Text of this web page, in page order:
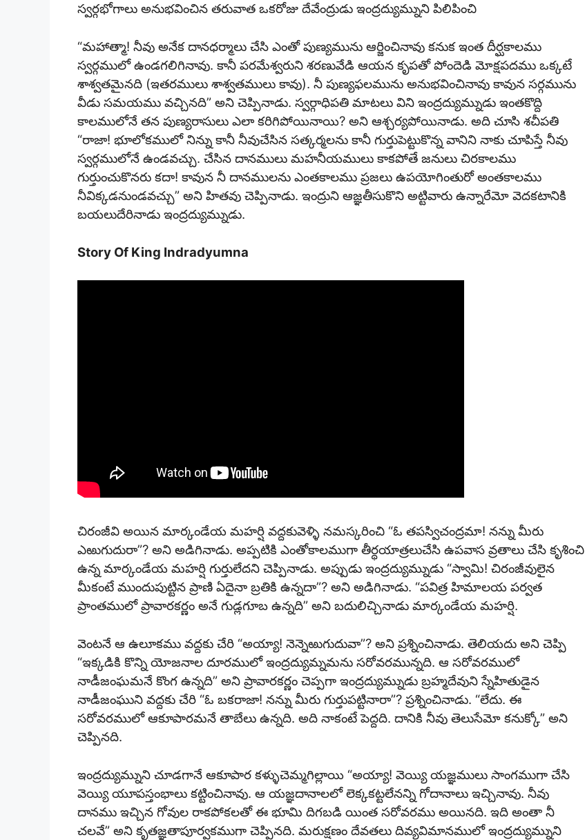
స్వర్గభోగాలు అనుభవించిన తరువాత ఒకరోజు దేవేంద్రుడు ఇంద్రద్యుమ్నుని పిలిపించి
“మహాత్మా! నీవు అనేక దానధర్మాలు చేసి ఎంతో పుణ్యమును ఆర్జించినావు కనుక ఇంత దీర్ఘకాలము
స్వర్గములో ఉండగలిగినావు. కానీ పరమేశ్వరుని శరణువేడి ఆయన కృపతో పోందెడి మోక్షపదము ఒక్కటే
శాశ్వతమైనది (ఇతరములు శాశ్వతములు కావు). నీ పుణ్యఫలమును అనుభవించినావు కావున సర్గమును
వీడు సమయము వచ్చినది” అని చెప్పినాడు. స్వర్గాధిపతి మాటలు విని ఇంద్రద్యుమ్నుడు ఇంతకొద్ది
కాలములోనే తన పుణ్యరాసులు ఎలా కరిగిపోయినాయి? అని ఆశ్చర్యపోయినాడు. అది చూసి శచీపతి
“రాజా! భూలోకములో నిన్ను కానీ నీవుచేసిన సత్కర్మలను కానీ గుర్తుపెట్టుకొన్న వానిని నాకు చూపిస్తే నీవు
స్వర్గములోనే ఉండవచ్చు. చేసిన దానములు మహనీయములు కాకపోతే జనులు చిరకాలము
గుర్తుంచుకొనరు కదా! కావున నీ దానములను ఎంతకాలము ప్రజలు ఉపయోగింతురో అంతకాలము
నీవిక్కడనుండవచ్చు” అని హితవు చెప్పినాడు. ఇంద్రుని ఆజ్ఞతీసుకొని అట్టివారు ఉన్నారేమో వెదకటానికి
బయలుదేరినాడు ఇంద్రద్యుమ్నుడు.
Story Of King Indradyumna
చిరంజీవి అయిన మార్కండేయ మహర్షి వద్దకువెళ్ళి నమస్కరించి “ఓ తపస్విచంద్రమా! నన్ను మీరు
ఎఱుగుదురా”? అని అడిగినాడు. అప్పటికి ఎంతోకాలముగా తీర్థయాత్రలుచేసి ఉపవాస వ్రతాలు చేసి కృశించి
ఉన్న మార్కండేయ మహర్షి గుర్తులేదని చెప్పినాడు. అప్పుడు ఇంద్రద్యుమ్నుడు “స్వామి! చిరంజీవులైన
మీకంటే ముందుపుట్టిన ప్రాణి ఏదైనా బ్రతికి ఉన్నదా”? అని అడిగినాడు. “పవిత్ర హిమాలయ పర్వత
ప్రాంతములో ప్రావారకర్ణం అనే గుడ్లగూబ ఉన్నది” అని బదులిచ్చినాడు మార్కండేయ మహర్షి.
వెంటనే ఆ ఉలూకము వద్దకు చేరి “అయ్యా! నెన్నెఱుగుదువా”? అని ప్రశ్నించినాడు. తెలియదు అని చెప్పి
“ఇక్కడికి కొన్ని యోజనాల దూరములో ఇంద్రద్యుమ్నమను సరోవరమున్నది. ఆ సరోవరములో
నాడీజంఘమనే కొంగ ఉన్నది” అని ప్రావారకర్ణం చెప్పగా ఇంద్రద్యుమ్నుడు బ్రహ్మదేవుని స్నేహితుడైన
నాడీజంఘుని వద్దకు చేరి “ఓ బకరాజా! నన్ను మీరు గుర్తుపట్టినారా”? ప్రశ్నించినాడు. “లేదు. ఈ
సరోవరములో ఆకూపారమనే తాబేలు ఉన్నది. అది నాకంటే పెద్దది. దానికి నీవు తెలుసేమో కనుక్కో” అని
చెప్పినది.
ఇంద్రద్యుమ్నుని చూడగానే ఆకూపార కళ్ళుచెమ్మగిల్లాయి “అయ్యా! వెయ్యి యజ్ఞములు సాంగముగా చేసి
వెయ్యి యూపస్తంభాలు కట్టించినావు. ఆ యజ్ఞదానాలలో లెక్కకట్టలేనన్ని గోదానాలు ఇచ్చినావు. నీవు
దానము ఇచ్చిన గోవుల రాకపోకలతో ఈ భూమి దిగబడి యింత సరోవరము అయినది. ఇది అంతా నీ
చలవే” అని కృతజ్ఞతాపూర్వకముగా చెప్పినది. మరుక్షణం దేవతలు దివ్యవిమానములో ఇంద్రద్యుమ్నుని